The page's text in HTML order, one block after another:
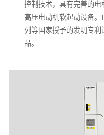
控制技术，具有完善的
高压电动机软起动设备
列等国家授予的发明专
品。